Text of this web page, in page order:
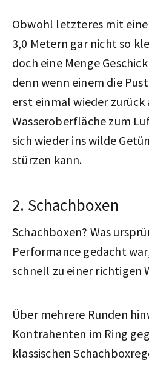
Obwohl letzteres mit
3,0 Metern gar nicht so
doch eine Menge
denn wenn einem die
erst einmal wieder zurück
Wasseroberfläche zum
sich wieder ins wilde
stürzen kann.
2. Schachboxen
Schachboxen? Was
Performance gedacht
schnell zu einer
Über mehrere Runden
Kontrahenten im Ring
klassischen